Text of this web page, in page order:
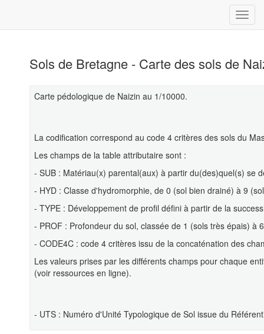
Sols de Bretagne - Carte des sols de
Carte pédologique de Naizin au 1/10000.
La codification correspond au code 4 critères des sols du
Les champs de la table attributaire sont :
- SUB : Matériau(x) parental(aux) à partir du(des)quel(s) se
- HYD : Classe d'hydromorphie, de 0 (sol bien drainé) à 9
- TYPE : Développement de profil défini à partir de la
- PROF : Profondeur du sol, classée de 1 (sols très épais) à
- CODE4C : code 4 critères issu de la concaténation des
Les valeurs prises par les différents champs pour chaque
(voir ressources en ligne).
- UTS : Numéro d'Unité Typologique de Sol issue du